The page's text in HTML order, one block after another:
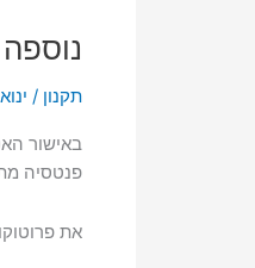
2025
תקנון / ינואר
פנטסיה
את